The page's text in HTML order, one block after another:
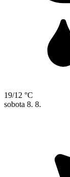
19/12 °C
sobota 8. 8.